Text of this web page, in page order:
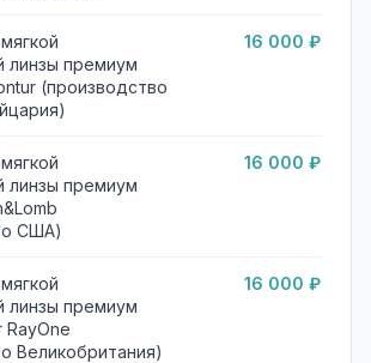
линзы премиум
(производство
16 000 ₽
линзы премиум
США)
16 000 ₽
линзы премиум
RayOne
Великобритания)
16 000 ₽